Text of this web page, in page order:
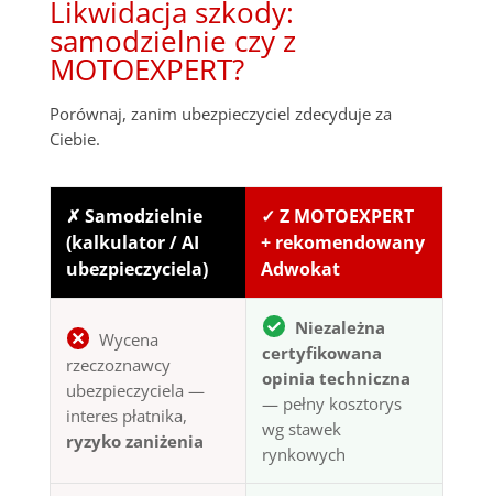
Likwidacja szkody:
samodzielnie czy z
MOTOEXPERT?
Porównaj, zanim ubezpieczyciel zdecyduje za
Ciebie.
✗ Samodzielnie
(kalkulator / AI
ubezpieczyciela)
✓ Z MOTOEXPERT
+ rekomendowany
Adwokat
Wycena
rzeczoznawcy
ubezpieczyciela —
interes płatnika,
ryzyko zaniżenia
Niezależna
certyfikowana
opinia techniczna
— pełny kosztorys
wg stawek
rynkowych